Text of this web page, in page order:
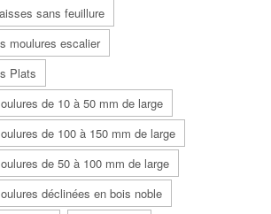
sans feuillure
moulures escalier
Plats
de 10 à 50 mm de large
de 100 à 150 mm de large
de 50 à 100 mm de large
déclinées en bois noble